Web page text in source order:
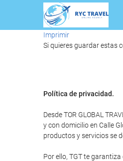
Imprimir
Si quieres guardar estas
Política de privacidad.
Desde TOR GLOBAL
y con domicilio en Calle
productos y servicios se
Por ello, TGT te